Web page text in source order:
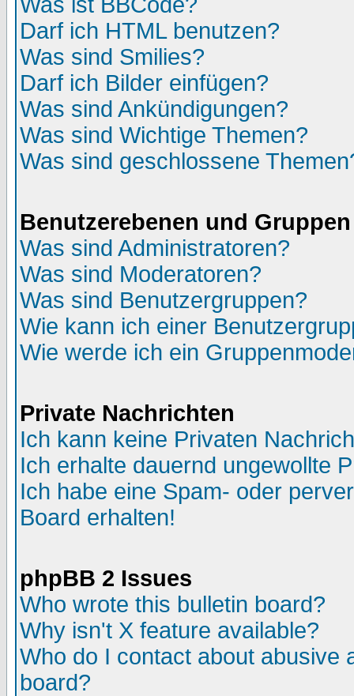
Darf ich HTML benutzen?
Was sind Smilies?
Darf ich Bilder einfügen?
Was sind Ankündigungen?
Was sind Wichtige Themen?
Was sind geschlossene
Benutzerebenen und Gruppen
Was sind Administratoren?
Was sind Moderatoren?
Was sind Benutzergruppen?
Wie kann ich einer
Wie werde ich ein
Private Nachrichten
Ich kann keine Privaten
Ich erhalte dauernd ungewollte
Ich habe eine Spam- oder
Board erhalten!
phpBB 2 Issues
Who wrote this bulletin board?
Why isn't X feature available?
Who do I contact about abusive
board?